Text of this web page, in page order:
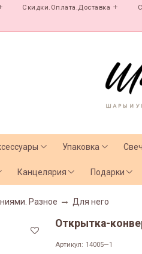
Скидки.Оплата.Доставка
Упаковка
Канцелярия Подарки
Разное Для него
Открытка-
Артикул: 14005—1